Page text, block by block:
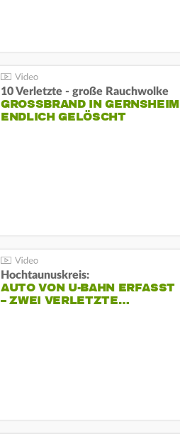
10 Verletzte - große Rauchwolke
GROSSBRAND IN GERNSHEIM E
NDLICH GELÖSCHT
Hochtaunuskreis:
AUTO VON U-BAHN ERFASST
– ZWEI VERLETZTE…